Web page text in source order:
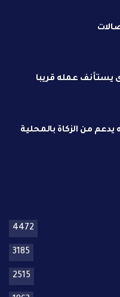
يستأنف عمله قريبا
4472
3185
2515